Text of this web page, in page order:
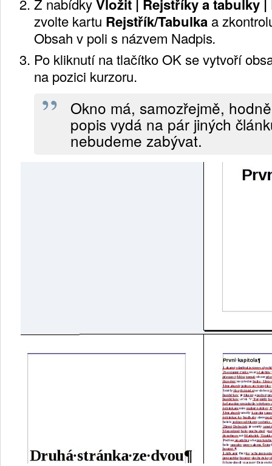
Vložit | Rejstříky a tabulky
zvolte kartu Rejstřík/Tabulka a
Obsah v poli s názvem Nadpis.
Po kliknutí na tlačítkoOKse vytvoří
na pozici kurzoru.
Okno má, samozřejmě,
popis vydá na pár jiných
nebudeme zabývat.